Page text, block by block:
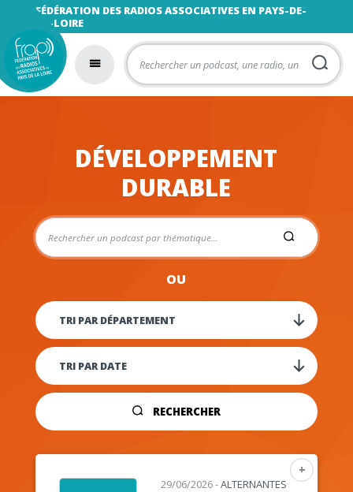
FÉDÉRATION DES RADIOS ASSOCIATIVES EN PAYS-DE-
LA-LOIRE
DÉVELOPPEMENT
DURABLE
OU
RECHERCHER
+
29/06/2026-ALTERNANTES